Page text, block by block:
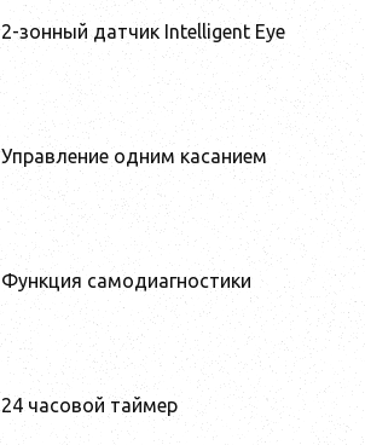
2-зонный датчик Intelligent Eye
Управление одним касанием
Функция самодиагностики
24 часовой таймер